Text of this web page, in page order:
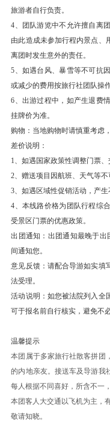
旅游者自行负责。
4、团队游览中不允许擅自离
由此造成未参加行程内景点、
离团时发生意外的责任。
5、如遇台风、暴雪等不可抗
或减少的费用按旅行社团队操
6、出游过程中，如产生退费
挂牌价为准。
购物：当地购物时请慎重考虑
差价说明：
1、如遇国家政策性调整门票
2、赠送项目因航班、天气等
3、如遇区域性促销活动，产
4、本线路价格为团队行程综
受景区门票的优惠政策。
出团通知：出团通知最晚于
间通知您。
意见反馈：请配合导游如实填
法受理。
活动说明：如您被法院列入全
可于报名前自行核实，避免不
温馨提示
本团属于多家旅行社散客拼团
的内地亲友。接送车及导游我
每人根据不同喜好，所含不一
本团客人大交通以飞机为主，
敬请知晓。